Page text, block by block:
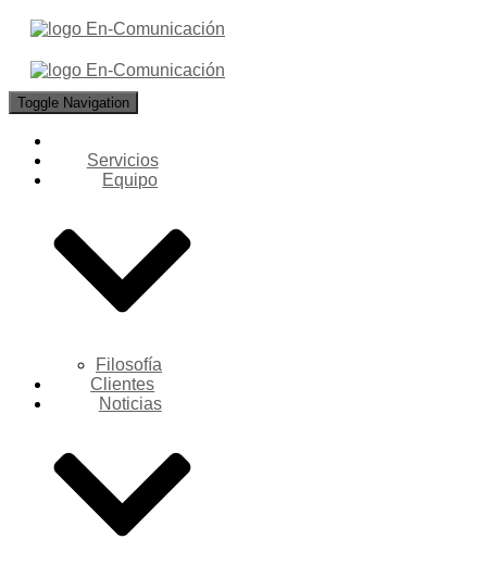
Toggle Navigation
Servicios
Equipo
Filosofía
Clientes
Noticias